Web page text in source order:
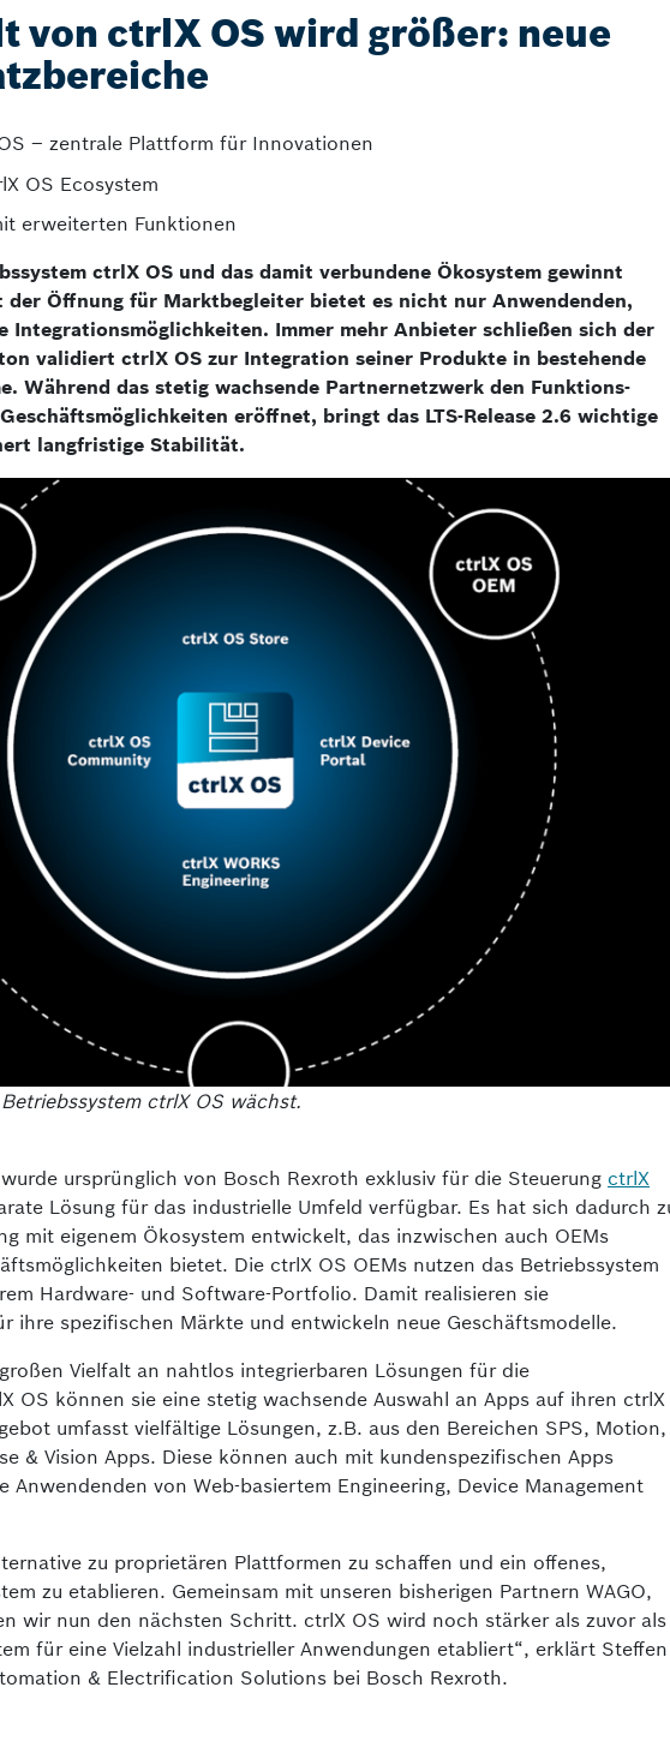
von ctrlX OS wird größer: neue
– zentrale Plattform für Innovationen
OS Ecosystem
erweiterten Funktionen
ctrlX OS und das damit verbundene Ökosystem gewinnt
der Öffnung für Marktbe­gleiter bietet es nicht nur Anwendenden,
Integrationsmöglichkeiten. Immer mehr Anbieter schließen sich der
validiert ctrlX OS zur Integration seiner Produkte in bestehende
Während das stetig wachsende Partnernetzwerk den Funktions­
eröffnet, bringt das LTS-Release 2.6 wichtige
langfristige Stabilität.
ctrlX OS wächst.
wurde ursprünglich von Bosch Rexroth exklusiv für die Steuerung ctrlX
Lösung für das indus­trielle Umfeld verfügbar. Es hat sich dadurch
mit eigenem Ökosystem entwickelt, das inzwischen auch OEMs
bietet. Die ctrlX OS OEMs nutzen das Betriebssystem
Hardware- und Software-Portfolio. Damit realisieren sie
ihre spezifischen Märkte und entwickeln neue Geschäftsmodelle.
Vielfalt an nahtlos integrierbaren Lösungen für die
OS können sie eine stetig wachsende Auswahl an Apps auf ihren ctrlX
umfasst vielfältige Lösungen, z.B. aus den Bereichen SPS, Motion,
& Vision Apps. Diese können auch mit kundenspezifischen Apps
von Web-basiertem Engineering, Device Management
zu proprietären Plattformen zu schaffen und ein offenes,
zu etablieren. Gemeinsam mit unseren bisherigen Partnern WAGO,
wir nun den nächsten Schritt. ctrlX OS wird noch stärker als zuvor als
für eine Vielzahl industrieller Anwendungen etabliert“, erklärt Steffen
& Electrification Solutions bei Bosch Rexroth.